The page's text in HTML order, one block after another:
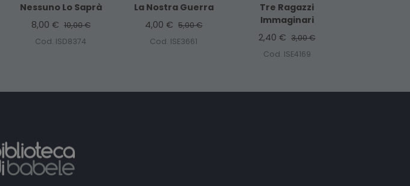
Nessuno Lo Saprà
8,00 € 10,00 €
Cod. ISD8374
La Nostra Guerra
4,00 € 5,00 €
Cod. ISE3661
Tre Ragazzi
Immaginari
2,40 € 3,00 €
Cod. ISE4169